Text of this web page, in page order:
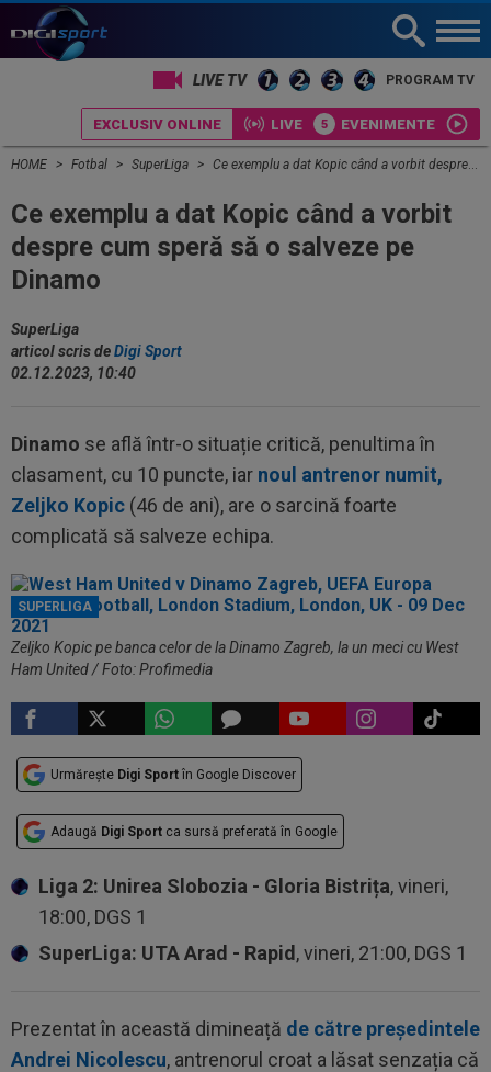
LIVE TV PROGRAM TV
EXCLUSIV ONLINE LIVE EVENIMENTE
HOME Fotbal SuperLiga Ce exemplu a dat Kopic când a vorbit despre cum speră să o salveze pe Dinamo
Ce exemplu a dat Kopic când a vorbit
despre cum speră să o salveze pe
Dinamo
SuperLiga
articol scris deDigi Sport
02.12.2023, 10:40
Dinamo se află într-o situație critică, penultima în
clasament, cu 10 puncte, iar noul antrenor numit,
Zeljko Kopic (46 de ani), are o sarcină foarte
complicată să salveze echipa.
SUPERLIGA
Zeljko Kopic pe banca celor de la Dinamo Zagreb, la un meci cu West
Ham United / Foto: Profimedia
Urmărește Digi Sport în Google Discover
Adaugă Digi Sport ca sursă preferată în Google
Liga 2: Unirea Slobozia - Gloria Bistrița, vineri,
18:00, DGS 1
SuperLiga: UTA Arad - Rapid , vineri, 21:00, DGS 1
Prezentat în această dimineață de către președintele
Andrei Nicolescu, antrenorul croat a lăsat senzația că